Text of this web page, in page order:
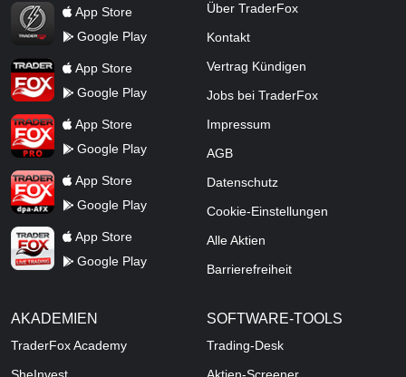
TraderFox Flash
App Store
Google Play
TraderFox AppApp Store
Google Play
TraderFox ProApp Store
Google Play
TraderFox dpa-AFX ProFeed
App Store
Google Play
TraderFox Live Trading
App Store
Google Play
Über TraderFox
Kontakt
Vertrag Kündigen
Jobs bei TraderFox
Impressum
AGB
Datenschutz
Cookie-Einstellungen
Alle Aktien
Barrierefreiheit
AKADEMIEN
TraderFox Academy
SheInvest
SOFTWARE-TOOLS
Trading-Desk
Aktien-Screener